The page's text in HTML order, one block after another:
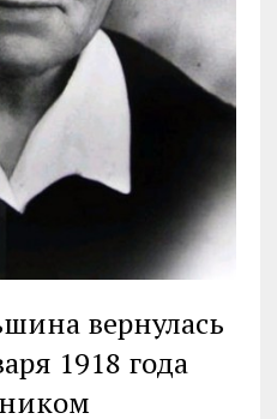
вернулась
1918 года